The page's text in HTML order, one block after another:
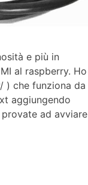
e più in
al raspberry. Ho
che funziona da
aggiungendo
ad avviare